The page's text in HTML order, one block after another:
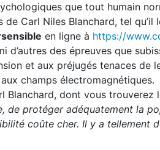
que tout humain
de Carl Niles Blanchard, tel
en ligne à https://
d’autres des épreuves que
et aux préjugés tenaces de
champs électromagnétiques.
Blanchard, dont vous
de protéger adéquatement la
coûte cher. Il y a tellement